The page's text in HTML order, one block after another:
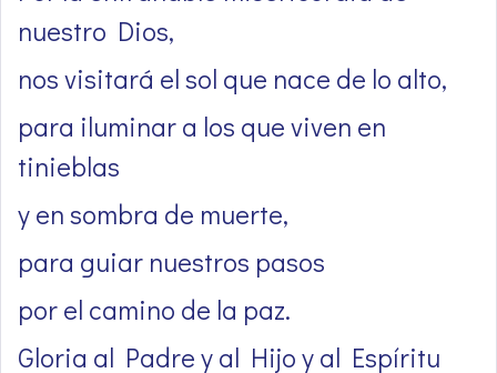
nuestro Dios,
nos visitará el sol que nace de lo alto,
para iluminar a los que viven en
tinieblas
y en sombra de muerte,
para guiar nuestros pasos
por el camino de la paz.
Gloria al Padre y al Hijo y al Espíritu